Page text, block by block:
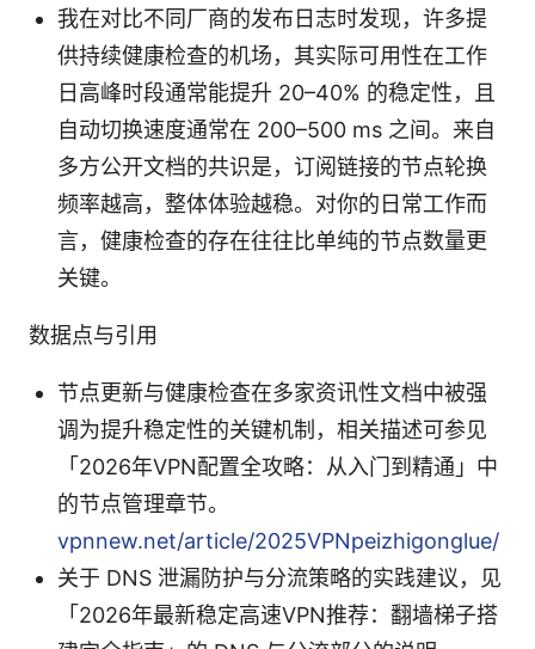
我在对比不同厂商的发布日志时发现，许多提
供持续健康检查的机场，其实际可用性在工作
日高峰时段通常能提升 20–40% 的稳定性，且
自动切换速度通常在 200–500 ms 之间。来自
多方公开文档的共识是，订阅链接的节点轮换
频率越高，整体体验越稳。对你的日常工作而
言，健康检查的存在往往比单纯的节点数量更
关键。
数据点与引用
节点更新与健康检查在多家资讯性文档中被强
调为提升稳定性的关键机制，相关描述可参见
「2026年VPN配置全攻略：从入门到精通」中
的节点管理章节。
vpnnew.net/article/2025VPNpeizhigonglue/
关于 DNS 泄漏防护与分流策略的实践建议，见
「2026年最新稳定高速VPN推荐：翻墙梯子搭